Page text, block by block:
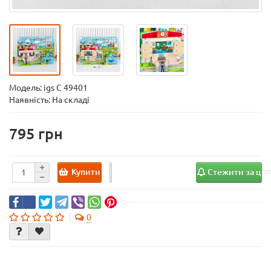
Модель: igs С 49401
Наявність: На складі
795
Купити Стежити за
0